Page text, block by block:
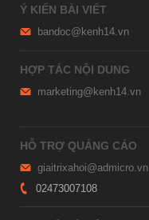
Ý KIẾN BÀI VIẾT
bandoc@kenh14.vn
HỢP TÁC NỘI DUNG
marketing@kenh14.vn
HỖ TRỢ QUẢNG CÁO
giaitrixahoi@admicro.vn
02473007108